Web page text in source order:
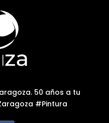
50 años a tu
#Pintura